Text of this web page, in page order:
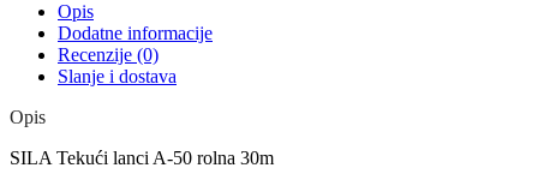
Opis
Dodatne informacije
Recenzije (0)
Slanje i dostava
Opis
SILA Tekući lanci A-50 rolna 30m